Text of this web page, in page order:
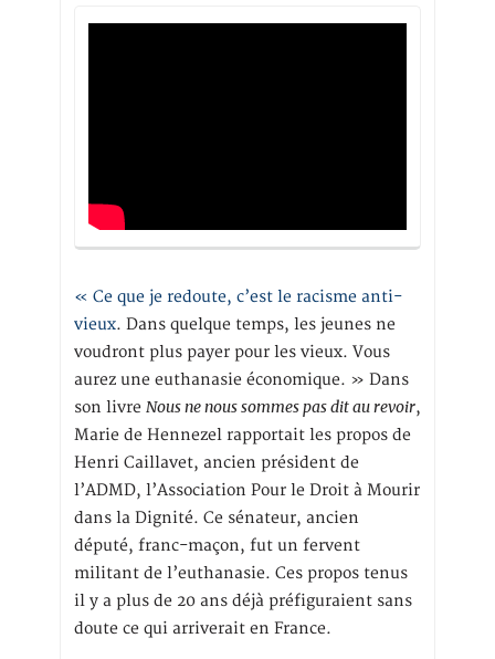
« Ce que je redoute, c’est le racisme anti-
vieux. Dans quelque temps, les jeunes ne
voudront plus payer pour les vieux. Vous
aurez une euthanasie économique. » Dans
son livre Nous ne nous sommes pas dit au revoir,
Marie de Hennezel rapportait les propos de
Henri Caillavet, ancien président de
l’ADMD, l’Association Pour le Droit à Mourir
dans la Dignité. Ce sénateur, ancien
député, franc-maçon, fut un fervent
militant de l’euthanasie. Ces propos tenus
il y a plus de 20 ans déjà préfiguraient sans
doute ce qui arriverait en France.